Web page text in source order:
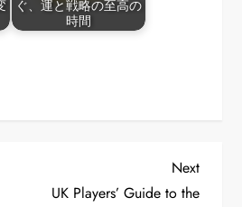
ぐ、運と戦略の至高の
時間
Next
Post
Next
UK Players’ Guide to the